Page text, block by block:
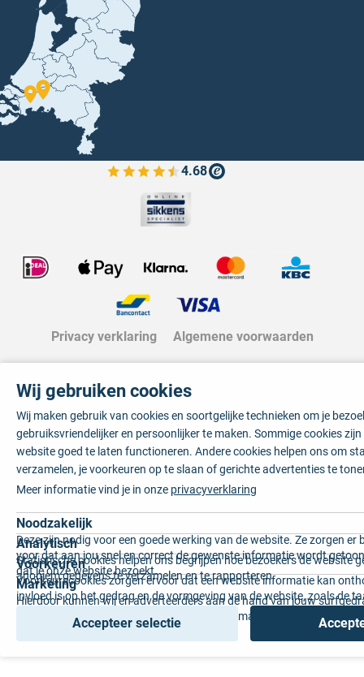
4.68
Bekijk de verfplaza beoordelingen
Privacy verklaring Algemene voorwaarden
Wij gebruiken cookies
Wij maken gebruik van cookies en soortgelijke technieken om je
gebruiksvriendelijker en persoonlijker te maken. Sommige cookies
website goed te laten functioneren. Andere cookies helpen ons om
verzamelen, je voorkeuren op te slaan of gerichte advertenties te
Meer informatie vind je in onze privacyverklaring
Noodzakelijk
Deze zijn nodig voor een goede werking van de website. Ze zorgen er
voor dat aan jou snel en correct de gewenste informatie wordt
dat je onze website bezoekt.
Analytisch
Statistische cookies helpen ons begrijpen hoe bezoekers de website
anoniem gegevens te verzamelen en te rapporteren.
Voorkeuren
Voorkeurscookies zorgen ervoor dat een website informatie kan
invloed is op het gedrag en de vormgeving van de website, zoals de
voorkeur of de regio waar u woont.
Marketing
Hierdoor kunnen wij en adverteerders aan de hand van jouw
gepersonaliseerde online advertenties en op maat gemaakte content
Accepteer selectie